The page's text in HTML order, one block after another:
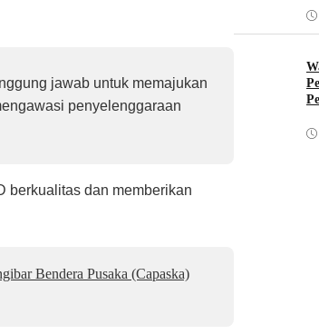
jawab untuk memajukan
penyelenggaraan
berkualitas dan memberikan
Bendera Pusaka (Capaska)